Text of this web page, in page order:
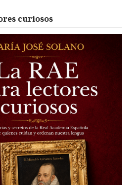
curiosos